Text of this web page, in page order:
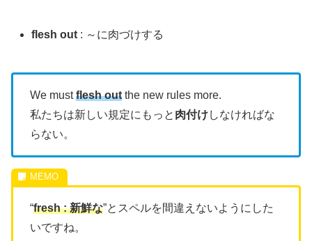
flesh out : ～に肉づけする
We mustflesh out the new rules more.
私たちは新しい規定にもっと 肉付けしなければな
らない。
“fresh : 新鮮な”とスペルを間違えないようにした
いですね。